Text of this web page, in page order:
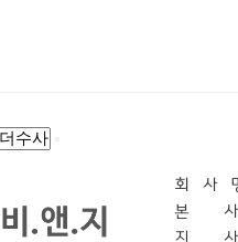
회 사
본 사
지 사